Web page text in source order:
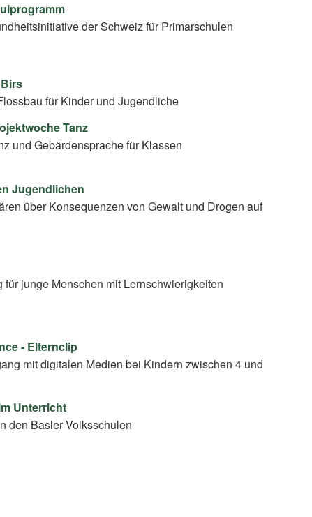
der Schweiz für Primarschulen
für Kinder und Jugendliche
Tanz
und Gebärdensprache für Klassen
Jugendlichen
über Konsequenzen von Gewalt und Drogen auf
für junge Menschen mit Lernschwierigkeiten
- Elternclip
mit digitalen Medien bei Kindern zwischen 4 und
Unterricht
den Basler Volksschulen